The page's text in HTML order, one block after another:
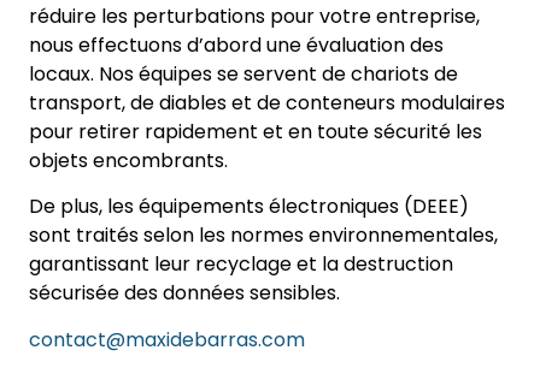
réduire les perturbations pour votre entreprise,
nous effectuons d’abord une évaluation des
locaux. Nos équipes se servent de chariots de
transport, de diables et de conteneurs modulaires
pour retirer rapidement et en toute sécurité les
objets encombrants.
De plus, les équipements électroniques (DEEE)
sont traités selon les normes environnementales,
garantissant leur recyclage et la destruction
sécurisée des données sensibles.
contact@maxidebarras.com